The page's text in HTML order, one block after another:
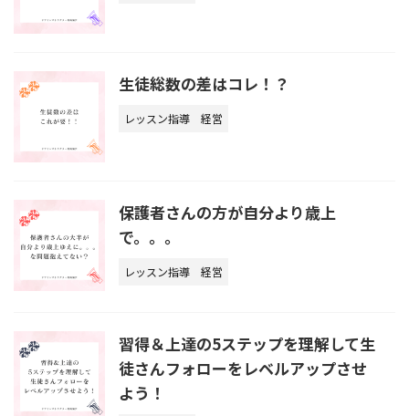
生徒総数の差はコレ！？
レッスン指導 経営
保護者さんの方が自分より歳上
で。。。
レッスン指導 経営
習得＆上達の5ステップを理解して生
徒さんフォローをレベルアップさせ
よう！